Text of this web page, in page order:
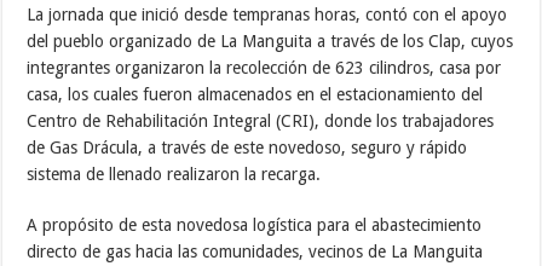
La jornada que inició desde tempranas horas, contó con el apoyo
del pueblo organizado de La Manguita a través de los Clap, cuyos
integrantes organizaron la recolección de 623 cilindros, casa por
casa, los cuales fueron almacenados en el estacionamiento del
Centro de Rehabilitación Integral (CRI), donde los trabajadores
de Gas Drácula, a través de este novedoso, seguro y rápido
sistema de llenado realizaron la recarga.
A propósito de esta novedosa logística para el abastecimiento
directo de gas hacia las comunidades, vecinos de La Manguita